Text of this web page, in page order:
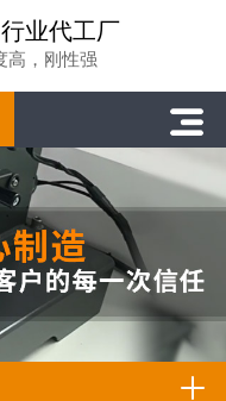
业代工厂
高，刚性强